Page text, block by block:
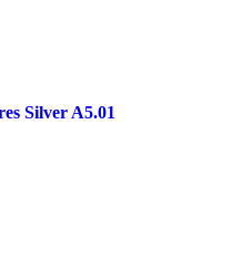
Silver A5.01